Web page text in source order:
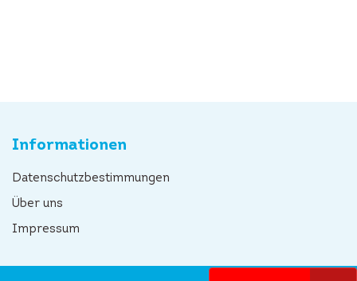
Informationen
Datenschutzbestimmungen
Über uns
Impressum